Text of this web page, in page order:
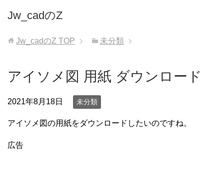
Jw_cadのZ
Jw_cadのZ TOP 未分類
アイソメ図 用紙 ダウンロード
2021年8月18日 未分類
アイソメ図の用紙をダウンロードしたいのですね。
広告